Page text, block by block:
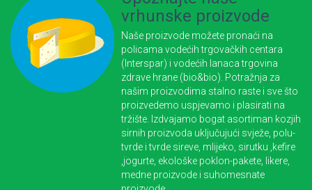
vrhunske proizvode
Naše proizvode možete pronaći na
policama vodećih trgovačkih centara
(Interspar) i vodećih lanaca trgovina
zdrave hrane (bio&bio). Potražnja za
našim proizvodima stalno raste i sve što
proizvedemo uspjevamo i plasirati na
tržište. Izdvajamo bogat asortiman kozjih
sirnih proizvoda uključujući svježe, polu-
tvrde i tvrde sireve, mlijeko, sirutku ,kefire
,jogurte, ekološke poklon-pakete, likere,
medne proizvode i suhomesnate